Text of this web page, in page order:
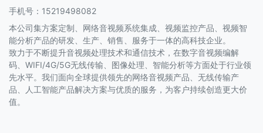
手机号： 15219498082
本公司集方案定制、网络音视频系统集成、视频监控产品、视频智
能分析产品的研发、生产、销售、服务于一体的高科技企业。
致力于不断提升音视频处理技术和通信技术，在数字音视频编解
码、WIFI/4G/5G无线传输、图像处理、智能分析等方面处于行业领
先水平。我们面向全球提供领先的网络音视频产品、无线传输产
品、人工智能产品解决方案与优质的服务，为客户持续创造更大价
值。